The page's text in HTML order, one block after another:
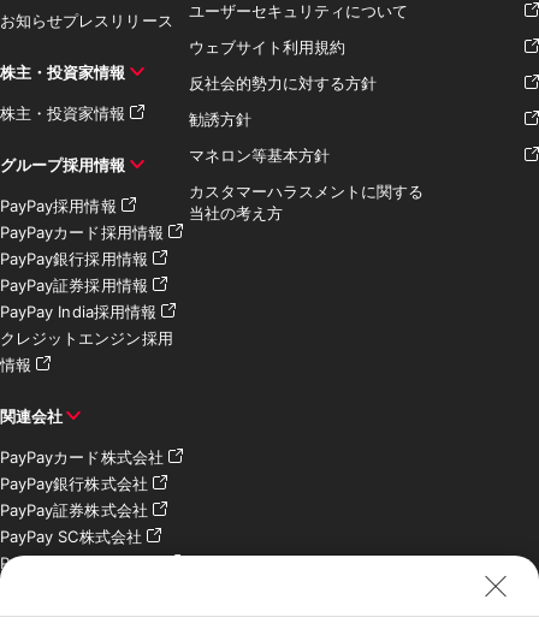
お知らせプレスリリース
株主・投資家情報
株主・投資家情報
グループ採用情報
PayPay採用情報
PayPayカード採用情報
PayPay銀行採用情報
PayPay証券採用情報
PayPay India採用情報
クレジットエンジン採用
情報
関連会社
PayPayカード株式会社
PayPay銀行株式会社
PayPay証券株式会社
PayPay SC株式会社
PayPay India Pvt. Ltd.
会社
ユーザーセキュリティについて
ウェブサイト利用規約
反社会的勢力に対する方針
勧誘方針
マネロン等基本方針
カスタマーハラスメントに関する
当社の考え方